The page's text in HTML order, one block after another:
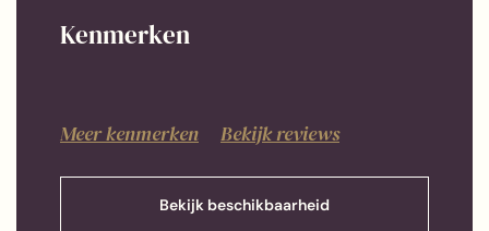
Kenmerken
Meer kenmerken Bekijk reviews
Bekijk beschikbaarheid